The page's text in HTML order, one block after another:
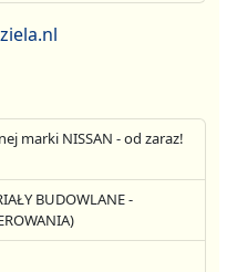
marki NISSAN - od zaraz!
BUDOWLANE -